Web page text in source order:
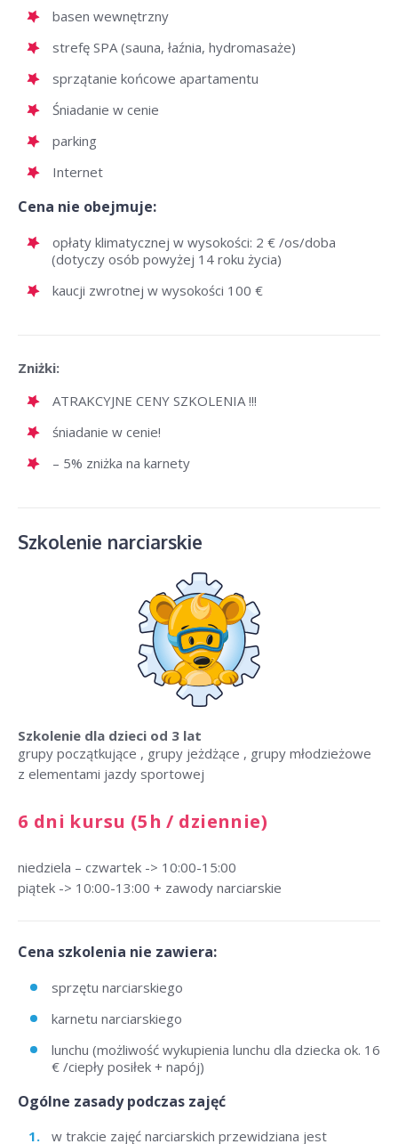
basen wewnętrzny
strefę SPA (sauna, łaźnia, hydromasaże)
sprzątanie końcowe apartamentu
Śniadanie w cenie
parking
Internet
Cena nie obejmuje:
opłaty klimatycznej w wysokości: 2 € /os/doba
(dotyczy osób powyżej 14 roku życia)
kaucji zwrotnej w wysokości 100 €
Zniżki:
ATRAKCYJNE CENY SZKOLENIA !!!
śniadanie w cenie!
– 5% zniżka na karnety
Szkolenie narciarskie
Szkolenie dla dzieci od 3 lat
grupy początkujące , grupy jeżdżące , grupy młodzieżowe
z elementami jazdy sportowej
6 dni kursu (5h / dziennie)
niedziela – czwartek -> 10:00-15:00
piątek -> 10:00-13:00 + zawody narciarskie
Cena szkolenia nie zawiera:
sprzętu narciarskiego
karnetu narciarskiego
lunchu (możliwość wykupienia lunchu dla dziecka ok. 16
€ /ciepły posiłek + napój)
Ogólne zasady podczas zajęć
w trakcie zajęć narciarskich przewidziana jest